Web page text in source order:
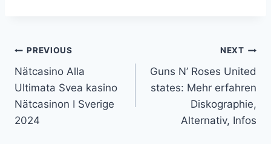
PREVIOUS
Nätcasino Alla
Ultimata Svea kasino
Nätcasinon I Sverige
2024
NEXT
Guns N’ Roses United
states: Mehr erfahren
Diskographie,
Alternativ, Infos